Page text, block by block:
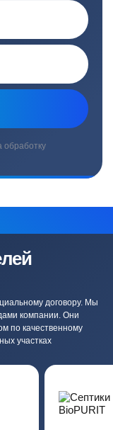
обработку
договору. Мы
компании. Они
по качественному
участках